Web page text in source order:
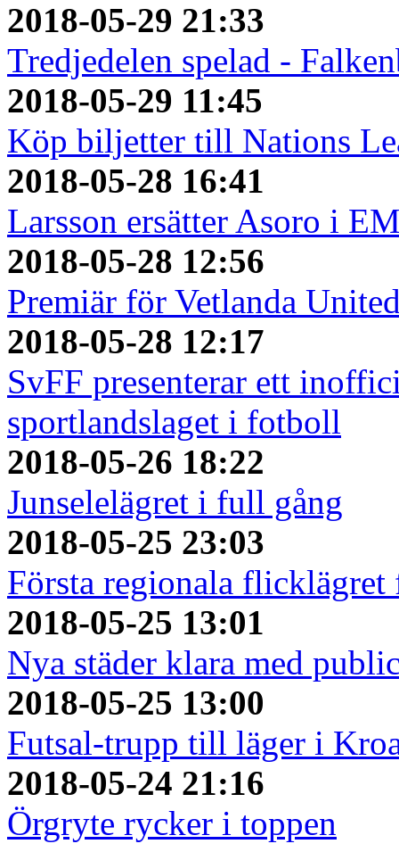
2018-05-29 21:33
Tredjedelen spelad -
2018-05-29 11:45
Köp biljetter till Nations
2018-05-28 16:41
Larsson ersätter Asoro i
2018-05-28 12:56
Premiär för Vetlanda
2018-05-28 12:17
SvFF presenterar ett
sportlandslaget i fotboll
2018-05-26 18:22
Junselelägret i full gång
2018-05-25 23:03
Första regionala
2018-05-25 13:01
Nya städer klara med
2018-05-25 13:00
Futsal-trupp till läger i
2018-05-24 21:16
Örgryte rycker i toppen